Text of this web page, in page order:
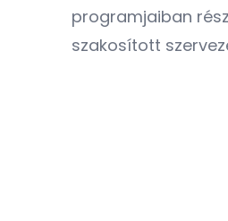
programjaiban
szakosított